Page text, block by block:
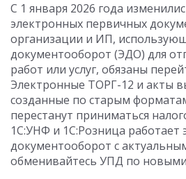
С 1 января 2026 года
электронных первичных
организации и ИП,
документооборот (ЭДО) для
работ или услуг, обязаны
Электронные ТОРГ-12 и акты
созданные по старым
перестанут приниматься
1С:УНФ и 1С:Розница работает
документооборот с
обменивайтесь УПД по